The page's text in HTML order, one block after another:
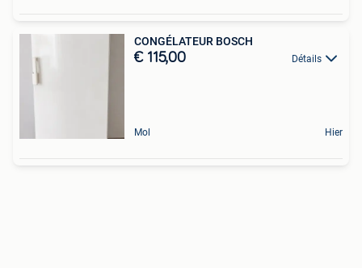
CONGÉLATEUR BOSCH
€ 115,00 Détails
Mol Hier